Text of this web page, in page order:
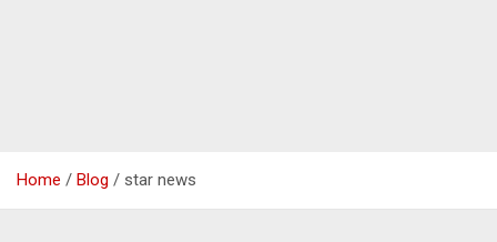
Home Blog star news